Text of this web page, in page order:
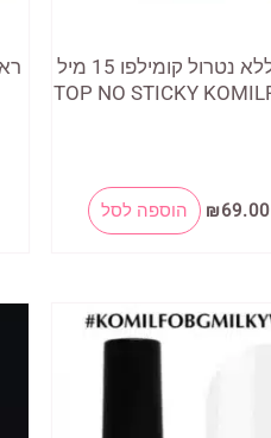
טופ נצנצים ללא נטרול קומילפו 15 מיל
TOP NO STICKY
המחיר
המקורי
₪69.00
המחיר
הנוכחי
הוספה לסל